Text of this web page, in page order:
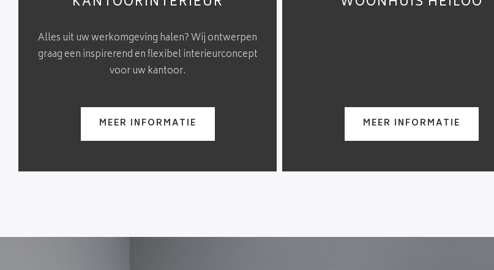
Alles uit uw werkomgeving halen? Wij ontwerpen
graag een inspirerend en flexibel interieurconcept
voor uw kantoor.
MEER INFORMATIE MEER INFORMATIE